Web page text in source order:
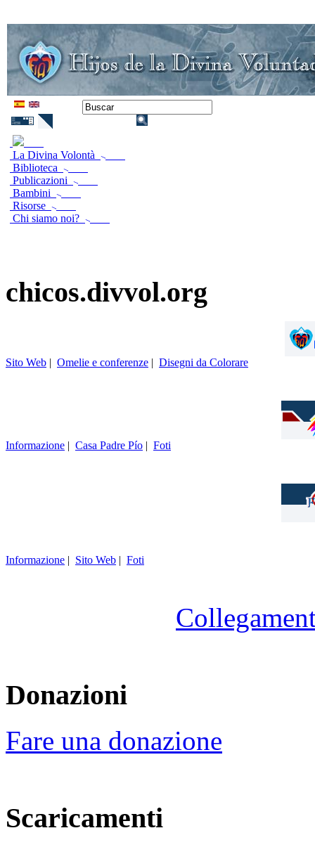
La Divina Volontà
Biblioteca
Publicazioni
Bambini
Risorse
Chi siamo noi?
chicos.divvol.org
Sito Web | Omelie e conferenze | Disegni da Colorare
Informazione | Casa Padre Pío | Foti
Informazione | Sito Web | Foti
Donazioni
Fare una donazione
Scaricamenti